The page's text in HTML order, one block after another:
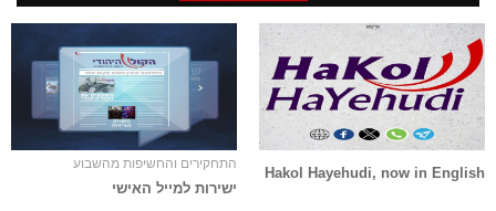
Hakol Hayehudi, now in English
התחקירים והחשיפות מהשבוע
ישירות למייל האישי